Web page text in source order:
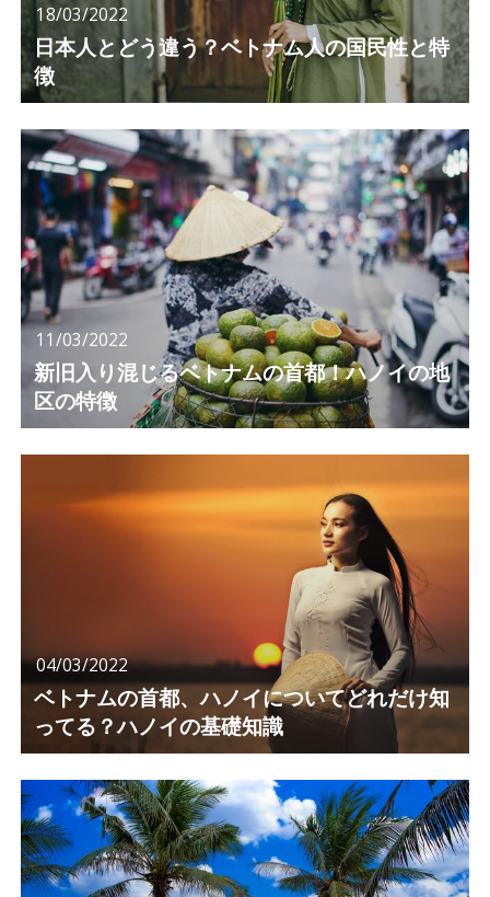
18/03/2022
日本人とどう違う？ベトナム人の国民性と特
徴
11/03/2022
新旧入り混じるベトナムの首都！ハノイの地
区の特徴
04/03/2022
ベトナムの首都、ハノイについてどれだけ知
ってる？ハノイの基礎知識